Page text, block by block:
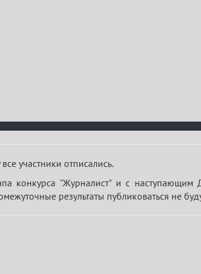
участники отписались.
конкурса "Журналист" и с
результаты публиковаться не